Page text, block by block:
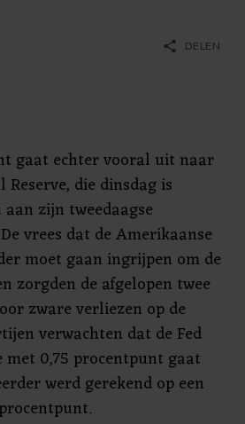
share DELEN
gaat echter vooral uit naar
Reserve, die dinsdag is
zijn tweedaagse
vrees dat de Amerikaanse
moet gaan ingrijpen om de
zorgden de afgelopen twee
zware verliezen op de
verwachten dat de Fed
met 0,75 procentpunt gaat
werd gerekend op een